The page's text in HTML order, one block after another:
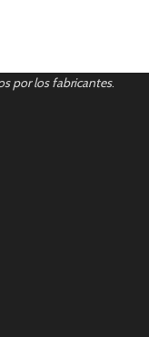
por los fabricantes.